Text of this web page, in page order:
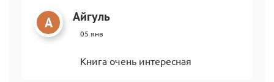
А Айгуль
05 янв
Книга очень интересная